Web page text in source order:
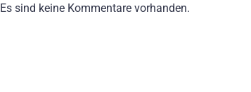
Es sind keine Kommentare vorhanden.